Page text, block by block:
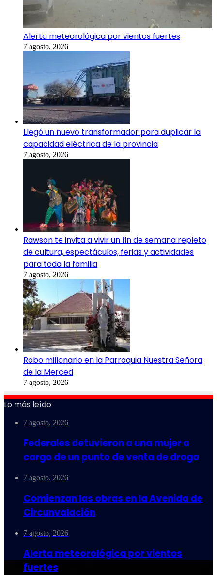
Alerta meteorológica por vientos fuertes
7 agosto, 2026
Llegó un nuevo transformador para duplicar la
capacidad eléctrica de la provincia
7 agosto, 2026
Rawson te invita a vivir un fin de semana repleto
de cultura, espectáculos, ferias y actividades
para toda la familia
7 agosto, 2026
Robo millonario en la Parroquia Nuestra Señora
de la Merced
7 agosto, 2026
Lo más leído
7 agosto, 2026
Federales detuvieron a una mujer a
cargo de un punto de venta de droga
7 agosto, 2026
Comienzan las obras en la Avenida de
Circunvalación
7 agosto, 2026
Alerta meteorológica por vientos
fuertes